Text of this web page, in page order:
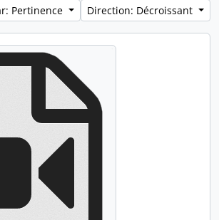
Pertinence
Direction: Décroissant